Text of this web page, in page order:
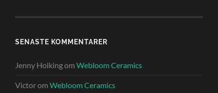
SENASTE KOMMENTARER
Jenny HolkingomWebloom Ceramics
VictoromWebloom Ceramics